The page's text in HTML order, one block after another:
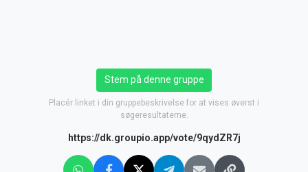
Stem på denne gruppe
Placér linket i din gruppebeskrivelse for at vises øverst i
søgeresultaterne.
https://dk.groupio.app/vote/9qydZR7j